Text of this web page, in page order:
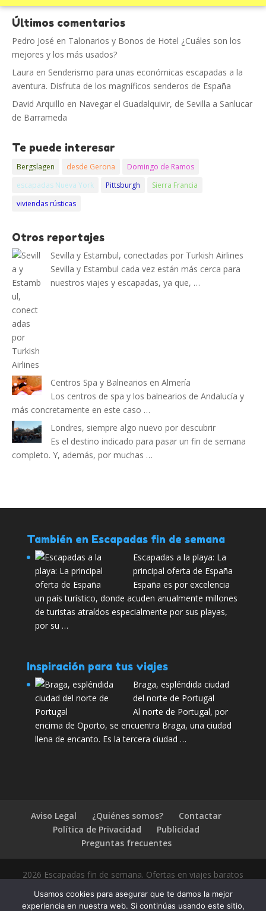
Últimos comentarios
Pedro José en Talonarios y Bonos de Hotel ¿Cuáles son los
mejores y los más usados?
Laura en Senderismo para unas económicas escapadas a la
aventura. Disfruta de los magníficos senderos de España
David Arquillo en Navegar el Guadalquivir, de Sevilla a Sanlucar
de Barrameda
Te puede interesar
Bergslagen desde Gerona
Domingo de Ramos
escapadas Nueva York
Pittsburgh
Sierra Francia
viviendas rústicas
Otros reportajes
Sevilla y Estambul, conectadas por Turkish Airlines
Sevilla y Estambul cada vez están más cerca para
nuestros viajes y escapadas, ya que, …
Centros Spa y Balnearios en Almería
Los centros de spa y los balnearios de Andalucía y
más concretamente en este caso …
Londres, siempre algo nuevo por descubrir
Es el destino indicado para pasar un fin de semana
completo. Y, además, por muchas …
También en Escapadas fin de semana
Escapadas a la playa: La
principal oferta de España
España es por excelencia
un país turístico, donde acuden anualmente millones
de turistas atraídos especialmente por sus playas,
por su …
Inspiración para tus viajes
Braga, espléndida ciudad
del norte de Portugal
Al norte de Portugal, por
encima de Oporto, se encuentra Braga, una ciudad
llena de encanto. Es la tercera ciudad …
Aviso Legal ¿Quiénes somos?
Contactar
Política de Privacidad
Publicidad
Preguntas frecuentes
2026 Escapadas fin de semana. Ofertas en viajes baratos
Usamos cookies para asegurar que te damos la mejor
experiencia en nuestra web. Si continúas usando este sitio,